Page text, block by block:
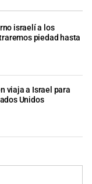
israelí a los
piedad hasta
viaja a Israel para
Unidos